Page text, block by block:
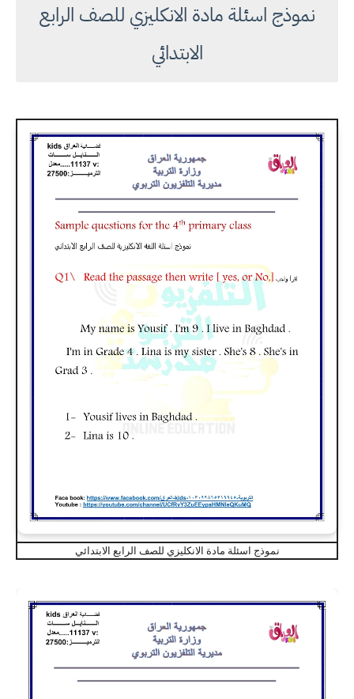
نموذج اسئلة مادة الانكليزي للصف الرابع
الابتدائي
نموذج اسئلة مادة الانكليزي للصف الرابع الابتدائي